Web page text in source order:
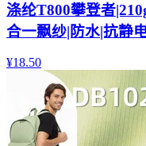
涤纶T800攀登者
合一飘纱|防水|抗静
¥18.50